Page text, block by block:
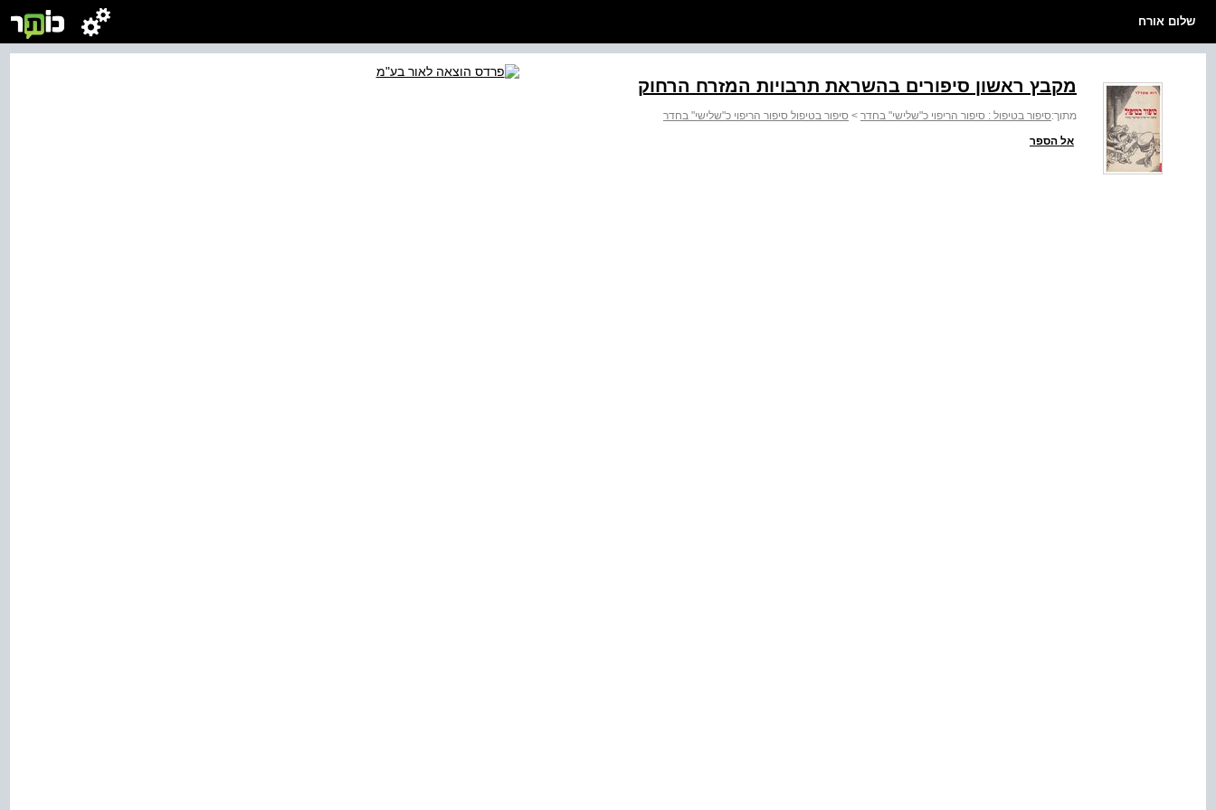
שלום אורח
מקבץ ראשון סיפורים בהשראת תרבויות המזרח הרחוק
מתוך:סיפור בטיפול : סיפור הריפוי כ"שלישי" בחדר > סיפור בטיפול סיפור הריפוי כ"שלישי" בחדר
אל הספר